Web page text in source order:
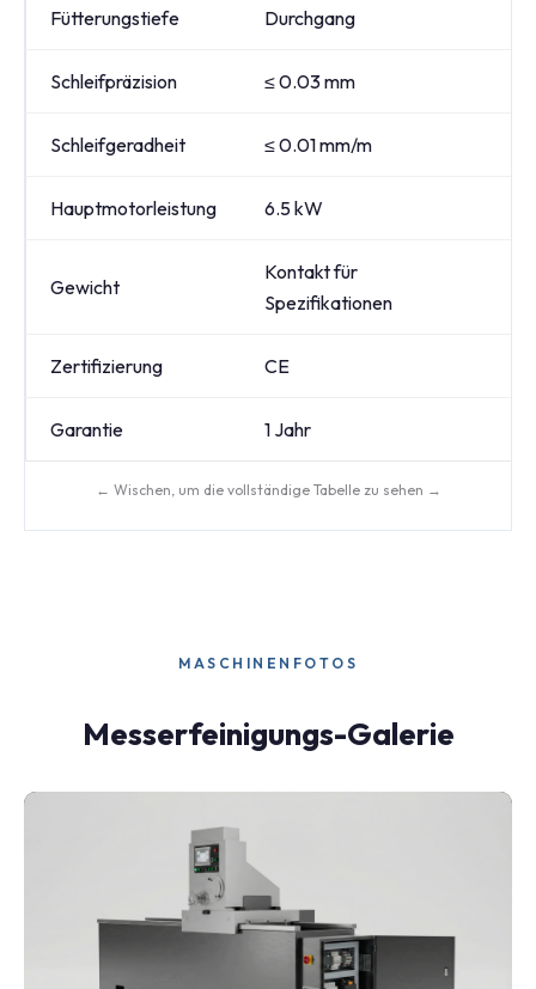
Fütterungstiefe
Durchgang
Schleifpräzision ≤ 0.03 mm
Schleifgeradheit ≤ 0.01 mm/m
Hauptmotorleistung 6.5 kW
Gewicht
Kontakt für
Spezifikationen
Zertifizierung CE
Garantie 1 Jahr
← Wischen, um die vollständige Tabelle zu sehen →
MASCHINENFOTOS
Messerfeinigungs-Galerie